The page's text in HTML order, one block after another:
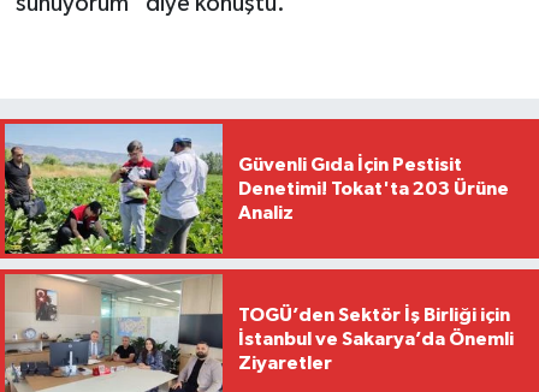
Güvenli Gıda İçin Pestisit
Denetimi! Tokat'ta 203 Ürüne
Analiz
TOGÜ’den Sektör İş Birliği için
İstanbul ve Sakarya’da Önemli
Ziyaretler